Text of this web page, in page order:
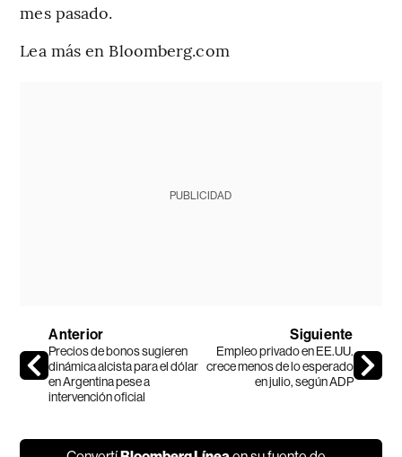
mes pasado.
Lea más en Bloomberg.com
PUBLICIDAD
Anterior
Precios de bonos sugieren
dinámica alcista para el dólar
en Argentina pese a
intervención oficial
Siguiente
Empleo privado en EE.UU.
crece menos de lo esperado
en julio, según ADP